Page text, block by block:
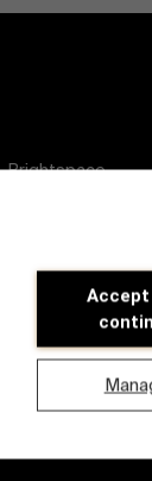
Accept
Brightspace
Diversiteits- en
Inclusieplan